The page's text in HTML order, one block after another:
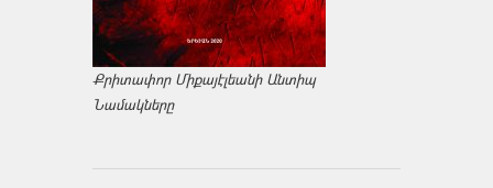
Քրիտափոր Միքայէլեանի Անտիպ
Նամակները